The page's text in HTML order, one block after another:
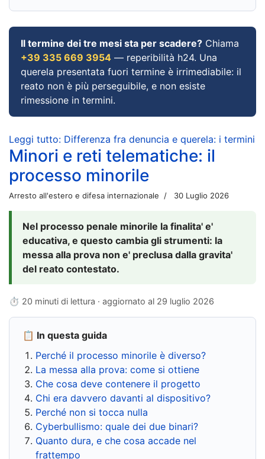
Il termine dei tre mesi sta per scadere? Chiama
+39 335 669 3954 — reperibilità h24. Una
querela presentata fuori termine è irrimediabile: il
reato non è più perseguibile, e non esiste
rimessione in termini.
Leggi tutto: Differenza fra denuncia e querela: i termini
Minori e reti telematiche: il
processo minorile
Arresto all'estero e difesa internazionale 30 Luglio 2026
Nel processo penale minorile la finalita' e'
educativa, e questo cambia gli strumenti: la
messa alla prova non e' preclusa dalla gravita'
del reato contestato.
⏱ 20 minuti di lettura · aggiornato al 29 luglio 2026
📋 In questa guida
Perché il processo minorile è diverso?
La messa alla prova: come si ottiene
Che cosa deve contenere il progetto
Chi era davvero davanti al dispositivo?
Perché non si tocca nulla
Cyberbullismo: quale dei due binari?
Quanto dura, e che cosa accade nel
frattempo